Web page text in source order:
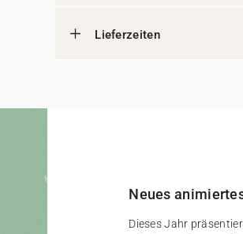
Lieferzeiten
Neues
Dieses Jahr